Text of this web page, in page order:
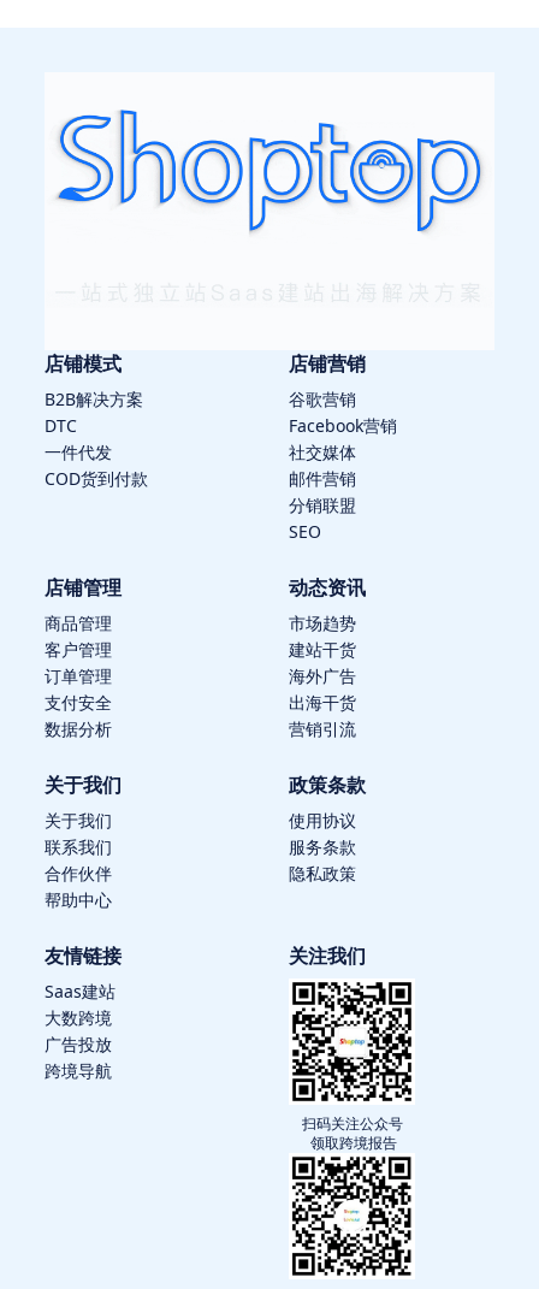
店铺模式
B2B解决方案
DTC
一件代发
COD货到付款
店铺营销
谷歌营销
Facebook营销
社交媒体
邮件营销
分销联盟
SEO
店铺管理
商品管理
客户管理
订单管理
支付安全
数据分析
动态资讯
市场趋势
建站干货
海外广告
出海干货
营销引流
关于我们
关于我们
联系我们
合作伙伴
帮助中心
政策条款
使用协议
服务条款
隐私政策
友情链接
Saas建站
大数跨境
广告投放
跨境导航
关注我们
扫码关注公众号
领取跨境报告